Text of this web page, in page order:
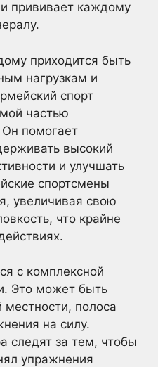
прививает каждому
приходится быть
нагрузкам и
спорт
частью
помогает
высокий
и улучшать
спортсмены
увеличивая свою
что крайне
с комплексной
Это может быть
местности, полоса
на силу.
следят за тем, чтобы
упражнения